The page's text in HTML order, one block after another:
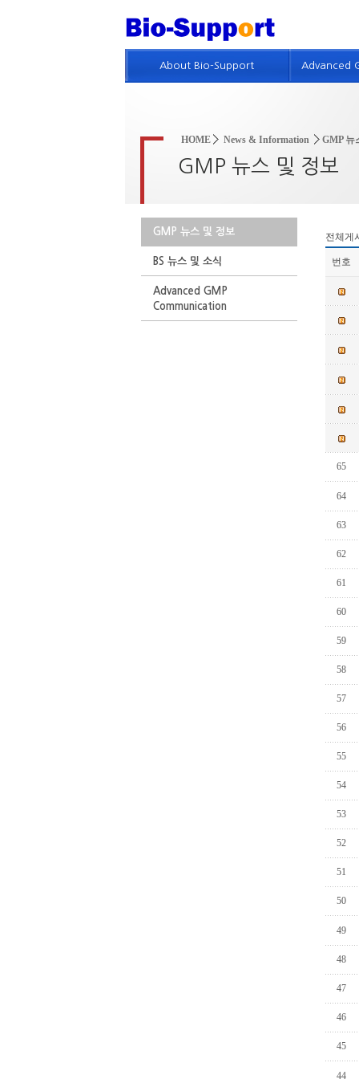
HOME News & Information GMP 뉴
GMP 뉴스 및 정보
GMP 뉴스 및 정보
BS 뉴스 및 소식
Advanced GMP
Communication
About Bio-Support
특허현황
회사위치
인재채용정보
Advanced
전체게
번호
65
64
63
62
61
60
59
58
57
56
55
54
53
52
51
50
49
48
47
46
45
44